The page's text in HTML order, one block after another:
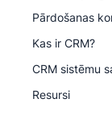
Pārdošanas
Kas ir CRM?
CRM sistēmu
Resursi